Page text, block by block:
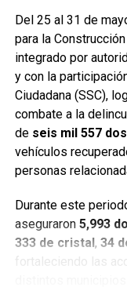
Entre las acciones
relevantes en
donde autoridades
narcóticos,
aprehensión contra
con delitos de alto
Del 25 al 31 de
para la
integrado por
y con la
Ciudadana (SSC),
combate a la
de seis mil 557
vehículos
personas
Durante este
aseguraron 5,993
333 de cristal, 34
fortaleciendo las